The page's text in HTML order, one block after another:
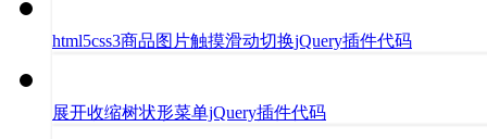
html5css3商品图片触摸滑动切换jQuery插件代码
展开收缩树状形菜单jQuery插件代码